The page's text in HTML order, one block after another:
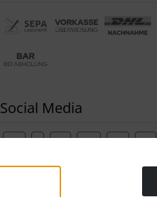
Social Media